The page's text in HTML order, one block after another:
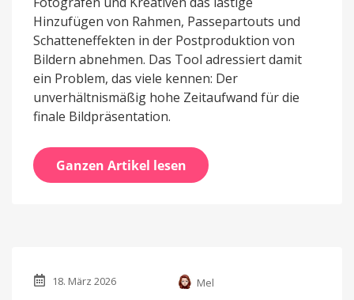
Hinzufügen von Rahmen, Passepartouts und
Schatteneffekten in der Postproduktion von
Bildern abnehmen. Das Tool adressiert damit
ein Problem, das viele kennen: Der
unverhältnismäßig hohe Zeitaufwand für die
finale Bildpräsentation.
Ganzen Artikel lesen
18. März 2026
Mel